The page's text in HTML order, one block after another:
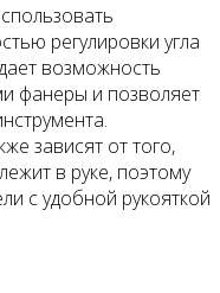
регулировки угла
возможность
фанеры и позволяет
зависят от того,
в руке, поэтому
с удобной рукояткой